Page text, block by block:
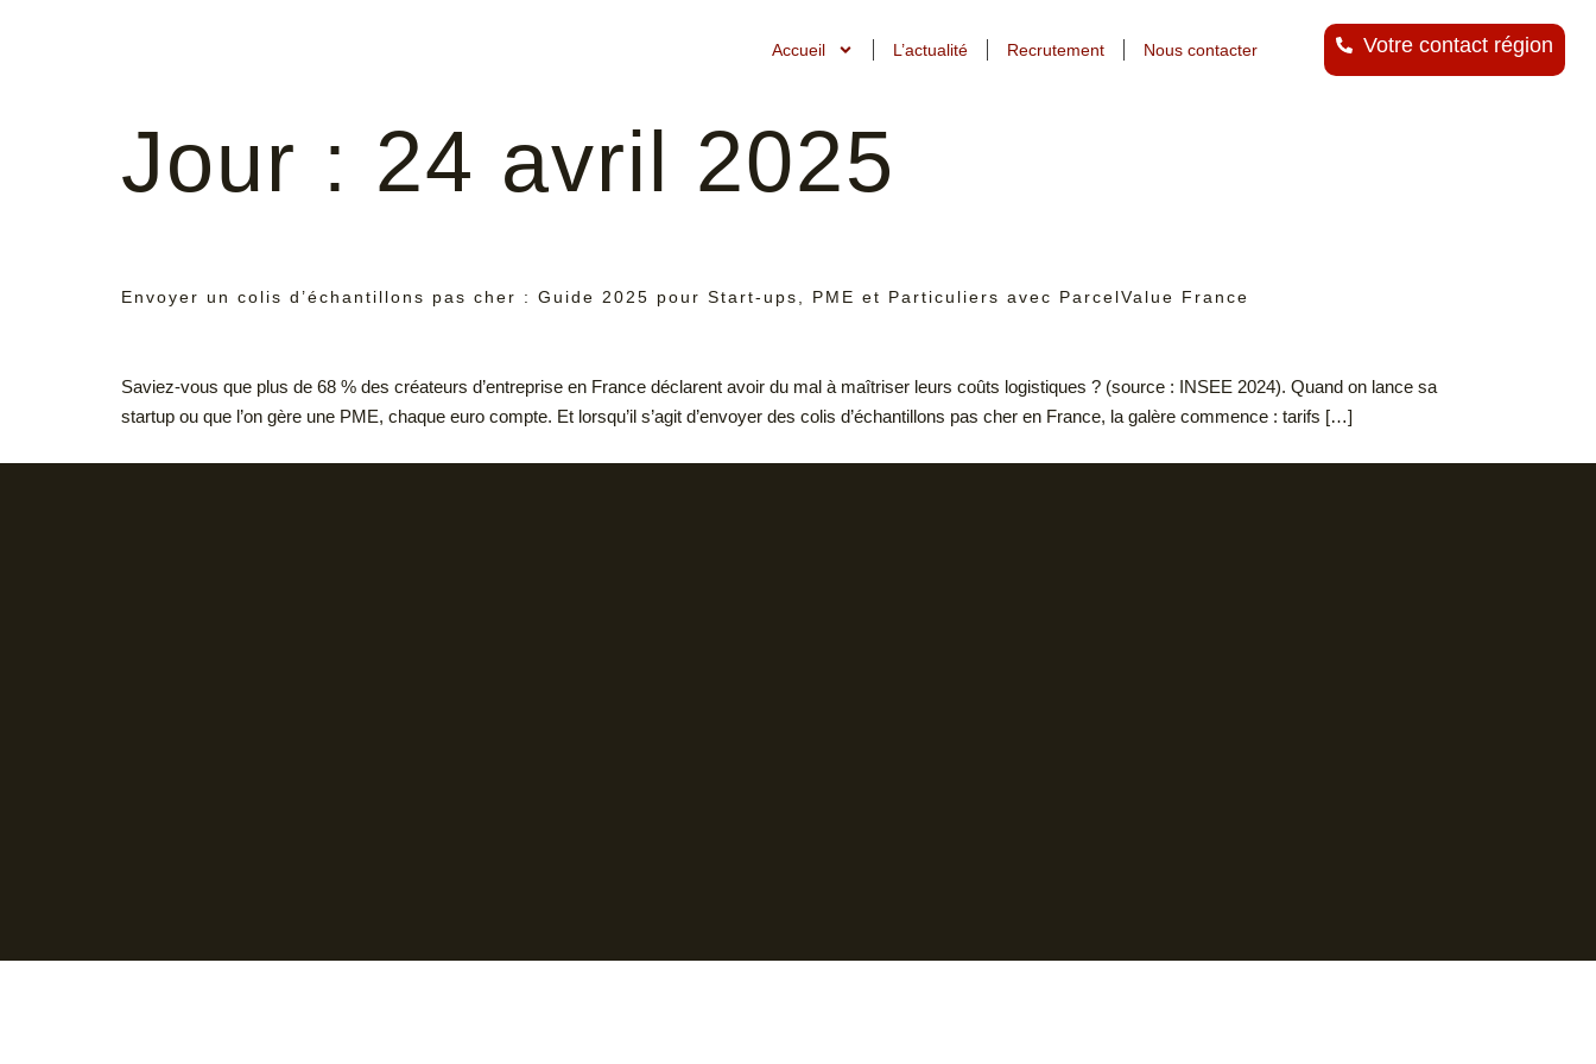
Accueil L’actualité Recrutement Nous contacter Votre contact région
Jour : 24 avril 2025
Envoyer un colis d’échantillons pas cher : Guide 2025 pour Start-ups, PME et Particuliers avec ParcelValue France
Saviez-vous que plus de 68 % des créateurs d’entreprise en France déclarent avoir du mal à maîtriser leurs coûts logistiques ? (source : INSEE 2024). Quand on lance sa
startup ou que l’on gère une PME, chaque euro compte. Et lorsqu’il s’agit d’envoyer des colis d’échantillons pas cher en France, la galère commence : tarifs […]